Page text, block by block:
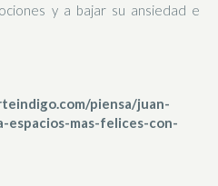
y a bajar su ansiedad e
piensa/juan-
espacios-mas-felices-con-